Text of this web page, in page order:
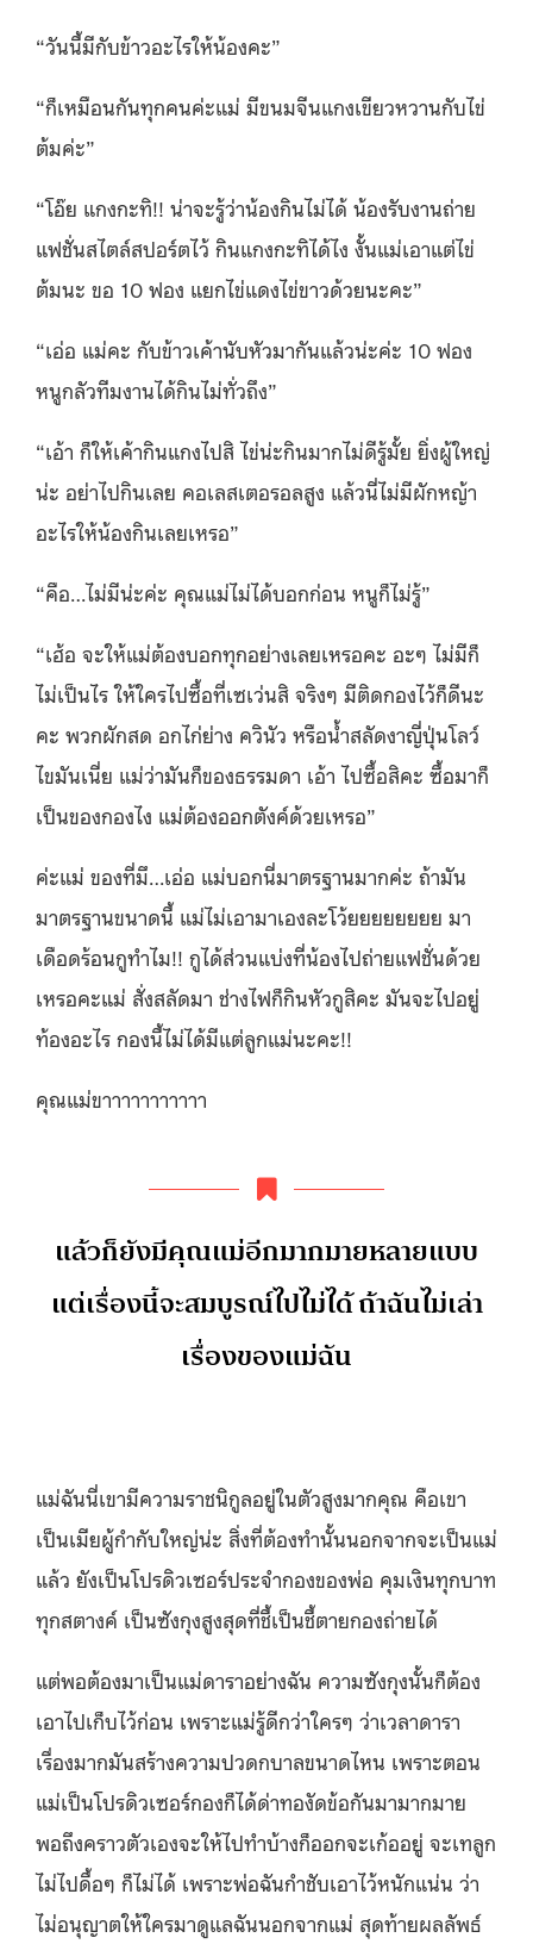
“วันนี้มีกับข้าวอะไรให้น้องคะ”
“ก็เหมือนกันทุกคนค่ะแม่ มีขนมจีนแกงเขียวหวานกับไข่
ต้มค่ะ”
“โอ๊ย แกงกะทิ!! น่าจะรู้ว่าน้องกินไม่ได้ น้องรับงานถ่าย
แฟชั่นสไตล์สปอร์ตไว้ กินแกงกะทิได้ไง งั้นแม่เอาแต่ไข่
ต้มนะ ขอ 10 ฟอง แยกไข่แดงไข่ขาวด้วยนะคะ”
“เอ่อ แม่คะ กับข้าวเค้านับหัวมากันแล้วน่ะค่ะ 10 ฟอง
หนูกลัวทีมงานได้กินไม่ทั่วถึง”
“เอ้า ก็ให้เค้ากินแกงไปสิ ไข่น่ะกินมากไม่ดีรู้มั้ย ยิ่งผู้ใหญ่
น่ะ อย่าไปกินเลย คอเลสเตอรอลสูง แล้วนี่ไม่มีผักหญ้า
อะไรให้น้องกินเลยเหรอ”
“คือ…ไม่มีน่ะค่ะ คุณแม่ไม่ได้บอกก่อน หนูก็ไม่รู้”
“เฮ้อ จะให้แม่ต้องบอกทุกอย่างเลยเหรอคะ อะๆ ไม่มีก็
ไม่เป็นไร ให้ใครไปซื้อที่เซเว่นสิ จริงๆ มีติดกองไว้ก็ดีนะ
คะ พวกผักสด อกไก่ย่าง ควินัว หรือน้ำสลัดงาญี่ปุ่นโลว์
ไขมันเนี่ย แม่ว่ามันก็ของธรรมดา เอ้า ไปซื้อสิคะ ซื้อมาก็
เป็นของกองไง แม่ต้องออกตังค์ด้วยเหรอ”
ค่ะแม่ ของที่มึ…เอ่อ แม่บอกนี่มาตรฐานมากค่ะ ถ้ามัน
มาตรฐานขนาดนี้ แม่ไม่เอามาเองละโว้ยยยยยยยย มา
เดือดร้อนกูทำไม!! กูได้ส่วนแบ่งที่น้องไปถ่ายแฟชั่นด้วย
เหรอคะแม่ สั่งสลัดมา ช่างไฟก็กินหัวกูสิคะ มันจะไปอยู่
ท้องอะไร กองนี้ไม่ได้มีแต่ลูกแม่นะคะ!!
คุณแม่ขาาาาาาาาาาา
แล้วก็ยังมีคุณแม่อีกมากมายหลายแบบ
แต่เรื่องนี้จะสมบูรณ์ไปไม่ได้ ถ้าฉันไม่เล่า
เรื่องของแม่ฉัน
แม่ฉันนี่เขามีความราชนิกูลอยู่ในตัวสูงมากคุณ คือเขา
เป็นเมียผู้กำกับใหญ่น่ะ สิ่งที่ต้องทำนั้นนอกจากจะเป็นแม่
แล้ว ยังเป็นโปรดิวเซอร์ประจำกองของพ่อ คุมเงินทุกบาท
ทุกสตางค์ เป็นซังกุงสูงสุดที่ชี้เป็นชี้ตายกองถ่ายได้
แต่พอต้องมาเป็นแม่ดาราอย่างฉัน ความซังกุงนั้นก็ต้อง
เอาไปเก็บไว้ก่อน เพราะแม่รู้ดีกว่าใครๆ ว่าเวลาดารา
เรื่องมากมันสร้างความปวดกบาลขนาดไหน เพราะตอน
แม่เป็นโปรดิวเซอร์กองก็ได้ด่าทองัดข้อกันมามากมาย
พอถึงคราวตัวเองจะให้ไปทำบ้างก็ออกจะเก้ออยู่ จะเทลูก
ไม่ไปดื้อๆ ก็ไม่ได้ เพราะพ่อฉันกำชับเอาไว้หนักแน่น ว่า
ไม่อนุญาตให้ใครมาดูแลฉันนอกจากแม่ สุดท้ายผลลัพธ์